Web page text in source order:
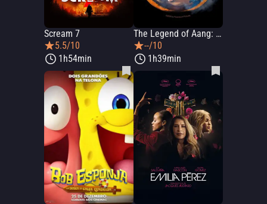
Scream 7
5.5/10
1h54min
The Legend of Aang: The Last Airbender
--/10
1h39min